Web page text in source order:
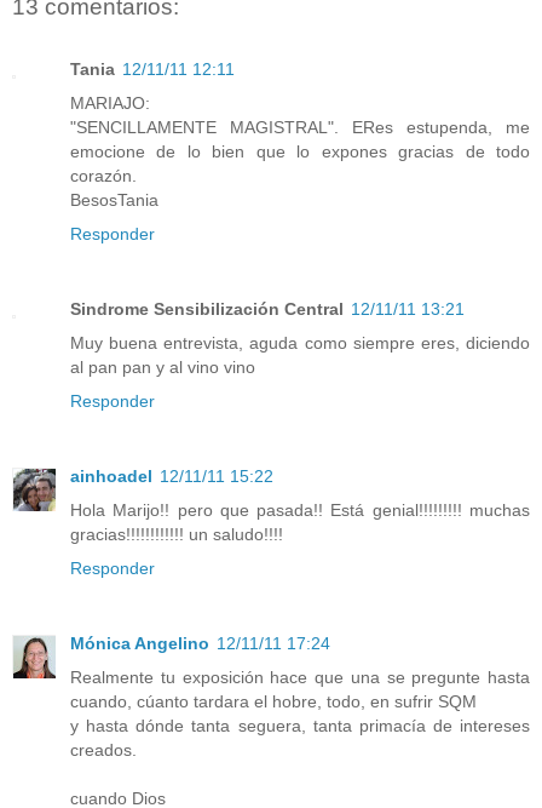
13 comentarios:
Tania 12/11/11 12:11
MARIAJO:
"SENCILLAMENTE MAGISTRAL". ERes estupenda, me
emocione de lo bien que lo expones gracias de todo
corazón.
BesosTania
Responder
Sindrome Sensibilización Central 12/11/11 13:21
Muy buena entrevista, aguda como siempre eres, diciendo
al pan pan y al vino vino
Responder
ainhoadel 12/11/11 15:22
Hola Marijo!! pero que pasada!! Está genial!!!!!!!!! muchas
gracias!!!!!!!!!!!! un saludo!!!!
Responder
Mónica Angelino 12/11/11 17:24
Realmente tu exposición hace que una se pregunte hasta
cuando, cúanto tardara el hobre, todo, en sufrir SQM
y hasta dónde tanta seguera, tanta primacía de intereses
creados.
cuando Dios